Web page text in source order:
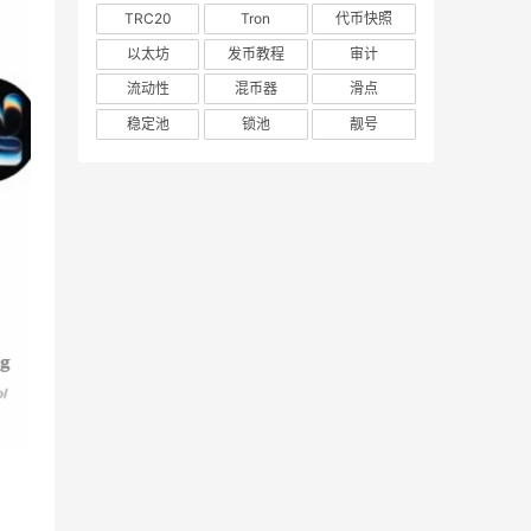
TRC20 Tron
代币快照
以太坊
发币教程
审计
流动性
混币器
滑点
稳定池
锁池 靓号